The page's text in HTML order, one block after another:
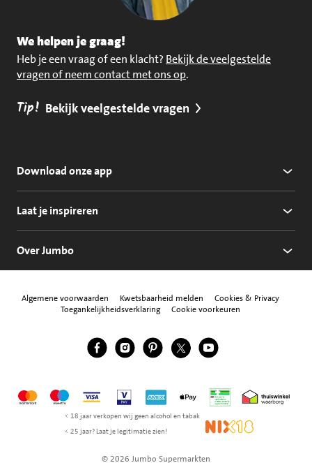
We helpen je graag!
Heb je een vraag of een klacht? Bekijk de veelgestelde
vragen of neem contact met ons op.
Tip! Bekijk veelgestelde vragen
Download onze app
Laat je inspireren
Over Jumbo
Algemene voorwaarden Kwetsbaarheid melden
Cookies & Privacy
Toegankelijkheidsverklaring
Cookie voorkeuren
Volg ons
Jumbo Facebook
Jumbo Instagram
Jumbo Pinterest
Jumbo Twitter
Jumbo YouTube
MastercardMaestroVisa Vpay American Express
Apple Pay Thuiswinkel
< 18 jaar verkopen wij geen alcohol en tabak
< 25 jaar? Laat je legitimatie zien!
NIX18
© 2026 Jumbo Supermarkten